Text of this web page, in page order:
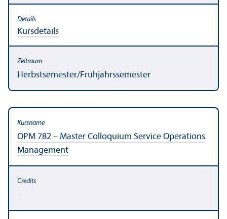
Kursdetails
Herbstsemester/Frühjahrssemester
OPM 782 – Master Colloquium Service Operations
Management
-